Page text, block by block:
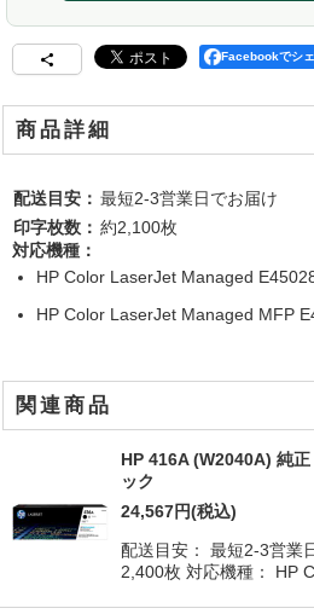
Facebookでシ
商品詳細
配送目安： 最短2-3営業日でお届け
印字枚数： 約2,100枚
対応機種：
HP Color LaserJet Managed
HP Color LaserJet Managed MFP
関連商品
HP 416A (W2040A) 純
ック
24,567円(税込)
配送目安： 最短2-3営業
2,400枚 対応機種： HP